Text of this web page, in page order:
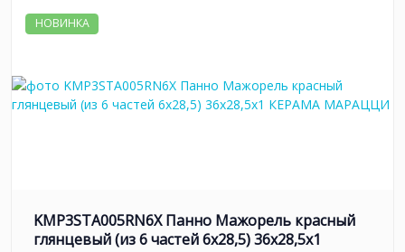
НОВИНКА
KMP3STA005RN6X Панно Мажорель красный
глянцевый (из 6 частей 6х28,5) 36x28,5x1